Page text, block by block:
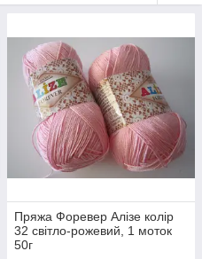
тонкі міцні, не плутаються
насичена палітра
втрачає колір, відмінно
на сонці. Хороша
Пряжа Форевер Алізе колір
32 світло-рожевий, 1 моток
50г